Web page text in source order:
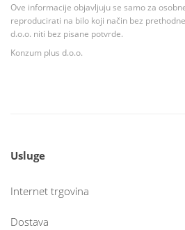
Ove informacije objavljuju se samo za
reproducirati na bilo koji način bez
d.o.o. niti bez pisane potvrde.
Konzum plus d.o.o.
Usluge
Internet trgovina
Dostava